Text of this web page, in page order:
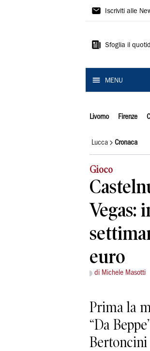
Il
Iscriviti alle
Sfoglia il
MENU
Livorno Firenze
Lucca Cronaca
Gioco
Vegas:
euro
di Michele Masotti
Prima la
“Da
Bertoncini